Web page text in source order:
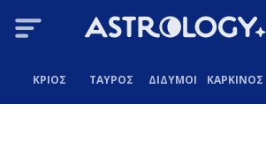
ΚΡΙΟΣ ΤΑΥΡΟΣ ΔΙΔΥΜΟΙ ΚΑΡΚΙΝΟΣ